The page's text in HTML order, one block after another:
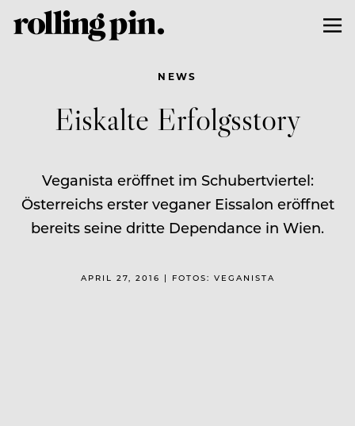
NEWS
Eiskalte Erfolgsstory
Veganista eröffnet im Schubertviertel:
Österreichs erster veganer Eissalon eröffnet
bereits seine dritte Dependance in Wien.
APRIL 27, 2016 | FOTOS: VEGANISTA